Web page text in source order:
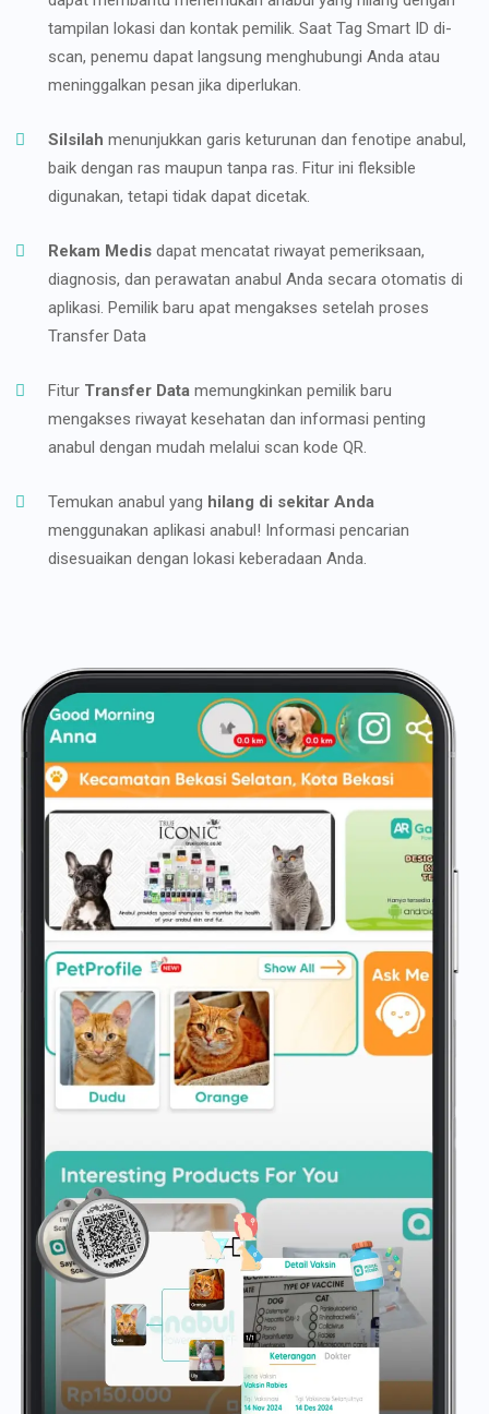
tampilan lokasi dan kontak pemilik. Saat Tag Smart ID di-
scan, penemu dapat langsung menghubungi Anda atau
meninggalkan pesan jika diperlukan.
Silsilah menunjukkan garis keturunan dan fenotipe anabul,
baik dengan ras maupun tanpa ras. Fitur ini fleksible
digunakan, tetapi tidak dapat dicetak.
Rekam Medis dapat mencatat riwayat pemeriksaan,
diagnosis, dan perawatan anabul Anda secara otomatis di
aplikasi. Pemilik baru apat mengakses setelah proses
Transfer Data
Fitur Transfer Data memungkinkan pemilik baru
mengakses riwayat kesehatan dan informasi penting
anabul dengan mudah melalui scan kode QR.
Temukan anabul yang hilang di sekitar Anda
menggunakan aplikasi anabul! Informasi pencarian
disesuaikan dengan lokasi keberadaan Anda.